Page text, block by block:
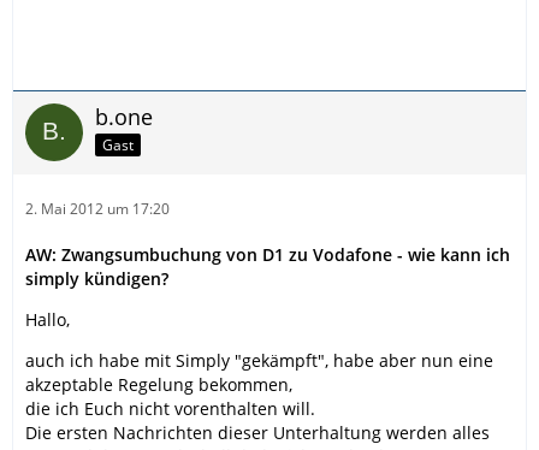
b.one
Gast
2. Mai 2012 um 17:20
AW: Zwangsumbuchung von D1 zu Vodafone - wie kann ich
simply kündigen?
Hallo,
auch ich habe mit Simply "gekämpft", habe aber nun eine
akzeptable Regelung bekommen,
die ich Euch nicht vorenthalten will.
Die ersten Nachrichten dieser Unterhaltung werden alles